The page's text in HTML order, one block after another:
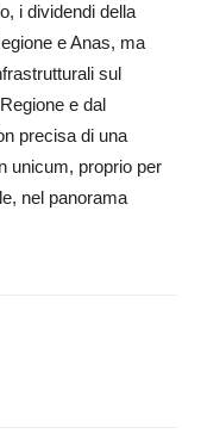
i dividendi della
e Anas, ma
sul
e dal
precisa di una
unicum, proprio per
nel panorama